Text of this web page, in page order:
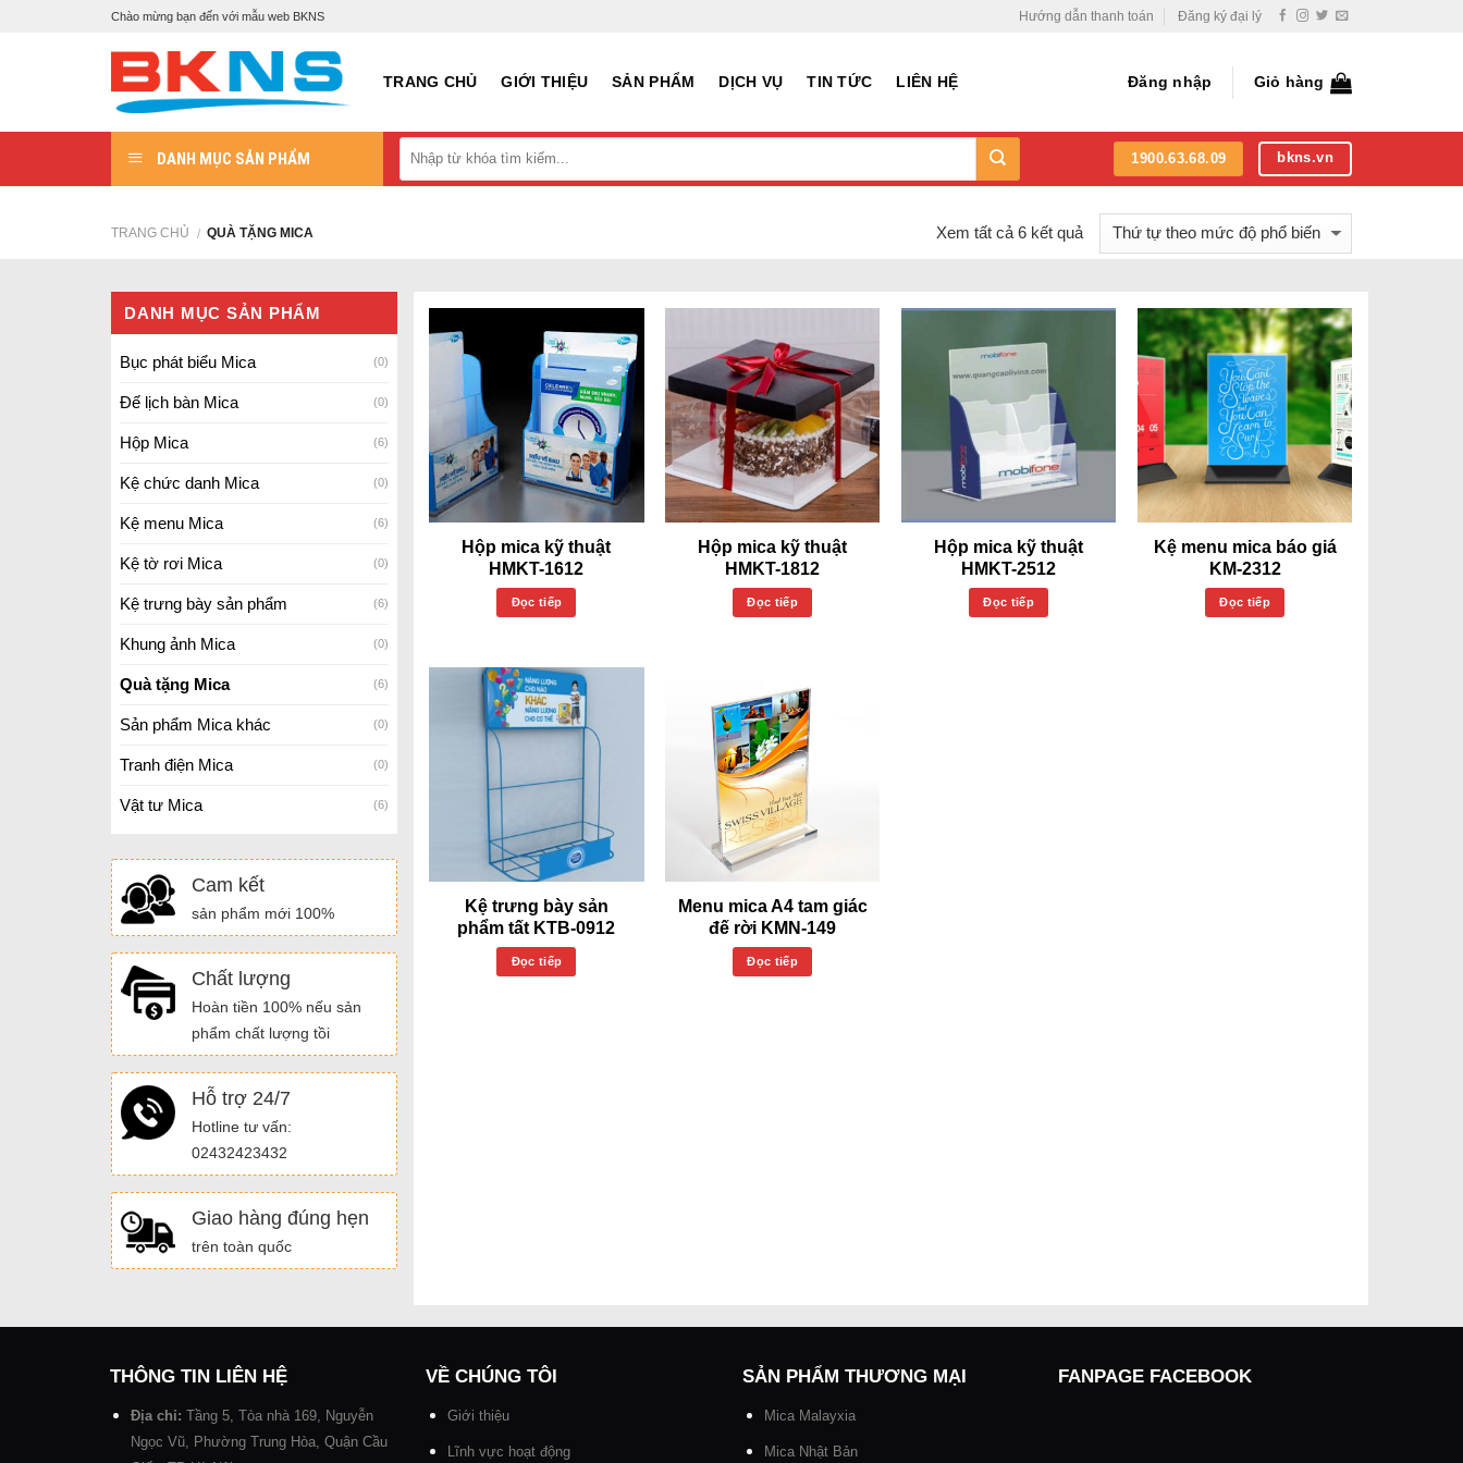
Chào mừng bạn đến với mẫu web BKNS Hướng dẫn thanh toán Đăng ký đại lý
TRANG CHỦ GIỚI THIỆU SẢN PHẨM DỊCH VỤ TIN TỨC LIÊN HỆ Đăng nhập Giỏ hàng
DANH MỤC SẢN PHẨM 1900.63.68.09 bkns.vn
TRANG CHỦ / QUÀ TẶNG MICA Xem tất cả 6 kết quả
DANH MỤC SẢN PHẨM
Bục phát biểu Mica (0)
Đế lịch bàn Mica (0)
Hộp Mica (6)
Kệ chức danh Mica (0)
Kệ menu Mica (6)
Kệ tờ rơi Mica (0)
Kệ trưng bày sản phẩm (6)
Khung ảnh Mica (0)
Quà tặng Mica (6)
Sản phẩm Mica khác (0)
Tranh điện Mica (0)
Vật tư Mica (6)
Cam kết
sản phẩm mới 100%
Chất lượng
Hoàn tiền 100% nếu sản
phẩm chất lượng tồi
Hỗ trợ 24/7
Hotline tư vấn:
02432423432
Giao hàng đúng hẹn
trên toàn quốc
Hộp mica kỹ thuật
HMKT-1612
Đọc tiếp
Hộp mica kỹ thuật
HMKT-1812
Đọc tiếp
Hộp mica kỹ thuật
HMKT-2512
Đọc tiếp
Kệ menu mica báo giá
KM-2312
Đọc tiếp
Kệ trưng bày sản
phẩm tất KTB-0912
Đọc tiếp
Menu mica A4 tam giác
đế rời KMN-149
Đọc tiếp
THÔNG TIN LIÊN HỆ
Địa chỉ: Tầng 5, Tòa nhà 169, Nguyễn
Ngọc Vũ, Phường Trung Hòa, Quận Cầu
VỀ CHÚNG TÔI
Giới thiệu
Lĩnh vực hoạt động
SẢN PHẨM THƯƠNG MẠI
Mica Malayxia
Mica Nhật Bản
FANPAGE FACEBOOK